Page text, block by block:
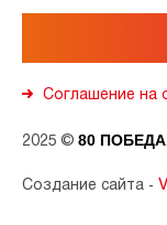
Соглашение на
2025 © 80 ПОБЕДА
Создание сайта -